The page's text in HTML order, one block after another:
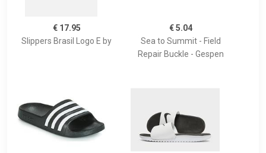
€ 17.95
Slippers Brasil Logo E by
€ 5.04
Sea to Summit - Field
Repair Buckle - Gespen